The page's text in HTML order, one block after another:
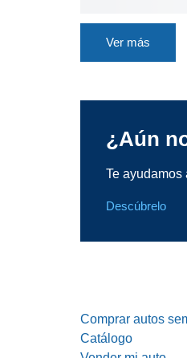
Ver más
¿Aún
Te ayudamos
Descúbrelo
Comprar autos
Catálogo